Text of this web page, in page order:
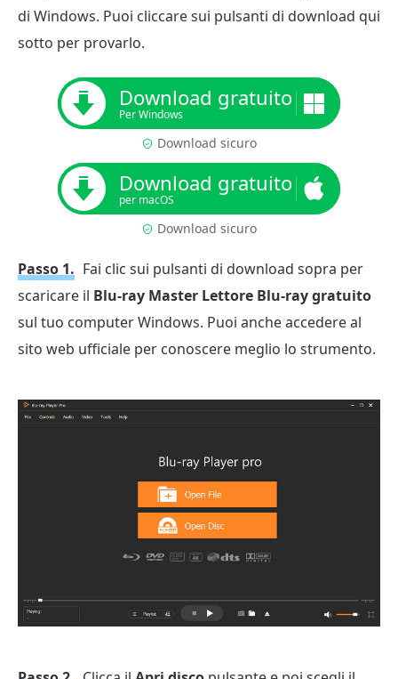
di Windows. Puoi cliccare sui pulsanti di download qui
sotto per provarlo.
Download gratuito
Per Windows
Download sicuro
Download gratuito
per macOS
Download sicuro
Passo 1. Fai clic sui pulsanti di download sopra per
scaricare il Blu-ray Master Lettore Blu-ray gratuito
sul tuo computer Windows. Puoi anche accedere al
sito web ufficiale per conoscere meglio lo strumento.